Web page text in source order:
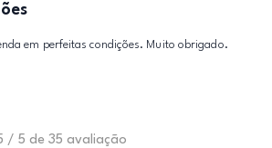
em perfeitas condições. Muito obrigado.
/ 5 de 35 avaliação